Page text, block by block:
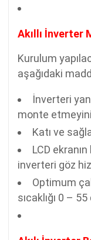
Akıllı İnverter
Kurulum
aşağıdaki
İnverteri
monte
Katı ve
LCD
inverteri göz
Optimum
sıcaklığı 0 –